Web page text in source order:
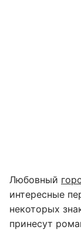
Любовный
интересные
некоторых
принесут